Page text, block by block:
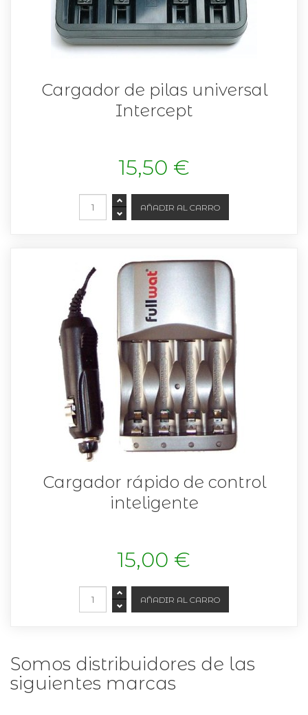
Cargador de pilas universal
Intercept
15,50 €
Cargador rápido de control
inteligente
15,00 €
Somos distribuidores de las
siguientes marcas